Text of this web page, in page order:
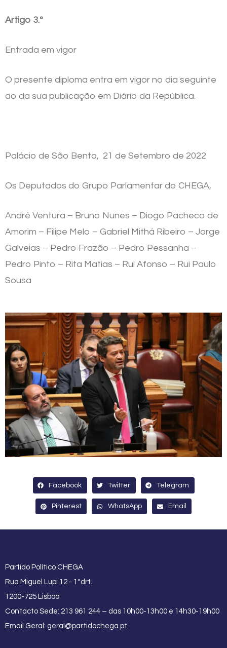
Artigo 3.º
Entrada em vigor
O presente diploma entra em vigor no dia seguinte
ao da sua publicação em Diário da República.
Palácio de São Bento, 21 de Setembro de 2022
Os Deputados do Grupo Parlamentar do CHEGA,
André Ventura – Bruno Nunes – Diogo Pacheco de
Amorim – Filipe Melo – Gabriel Mithá Ribeiro – Jorge
Galveias – Pedro Frazão – Pedro Pessanha –
Pedro Pinto – Rita Matias – Rui Afonso – Rui Paulo
Sousa
Facebook Twitter Telegram
Pinterest WhatsApp Email
Partido Político CHEGA
Rua Miguel Lupi 12 - 1ºdrt.
1200-725 Lisboa
Contacto Sede: 213 961 244 – das 10h00-13h00 e 14h30-19h00
Email Geral: geral@partidochega.pt